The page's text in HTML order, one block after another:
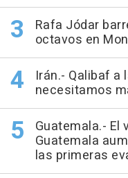
Rafa Jódar
octavos en
Irán.- Qalibaf a
necesitamos
Guatemala.- El
Guatemala
las primeras